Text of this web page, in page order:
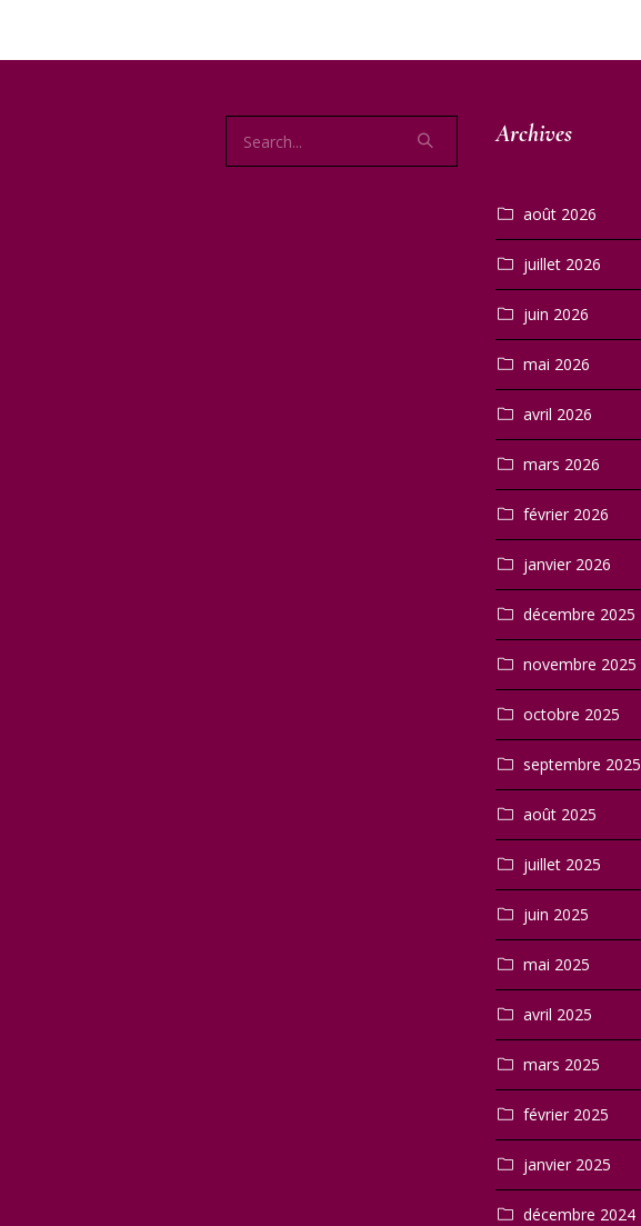
Archives
août 2026
juillet 2026
juin 2026
mai 2026
avril 2026
mars 2026
février 2026
janvier 2026
décembre 2025
novembre 2025
octobre 2025
septembre 2025
août 2025
juillet 2025
juin 2025
mai 2025
avril 2025
mars 2025
février 2025
janvier 2025
décembre 2024